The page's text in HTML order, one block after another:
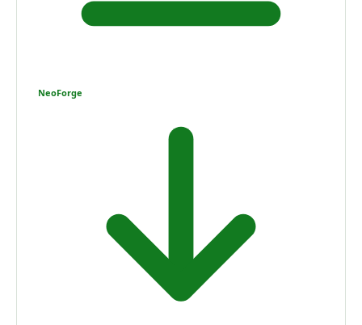
NeoForge